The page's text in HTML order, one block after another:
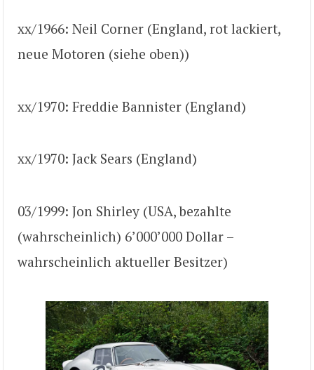
xx/1966: Neil Corner (England, rot lackiert,
neue Motoren (siehe oben))
xx/1970: Freddie Bannister (England)
xx/1970: Jack Sears (England)
03/1999: Jon Shirley (USA, bezahlte
(wahrscheinlich) 6’000’000 Dollar –
wahrscheinlich aktueller Besitzer)